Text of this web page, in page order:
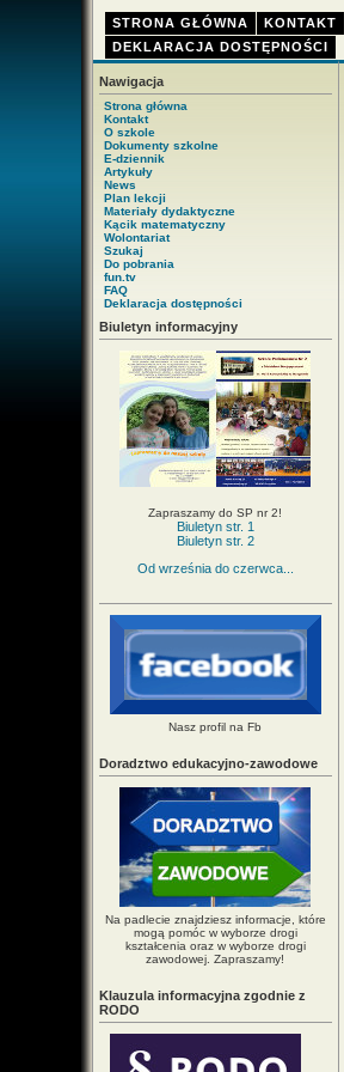
STRONA GŁÓWNA KONTAKT
DEKLARACJA DOSTĘPNOŚCI
Nawigacja
Strona główna
Kontakt
O szkole
Dokumenty szkolne
E-dziennik
Artykuły
News
Plan lekcji
Materiały dydaktyczne
Kącik matematyczny
Wolontariat
Szukaj
Do pobrania
fun.tv
FAQ
Deklaracja dostępności
Biuletyn informacyjny
Zapraszamy do SP nr 2!
Biuletyn str. 1
Biuletyn str. 2
Od września do czerwca...
Nasz profil na Fb
Doradztwo edukacyjno-zawodowe
Na padlecie znajdziesz informacje, które
mogą pomóc w wyborze drogi
kształcenia oraz w wyborze drogi
zawodowej. Zapraszamy!
Klauzula informacyjna zgodnie z
RODO